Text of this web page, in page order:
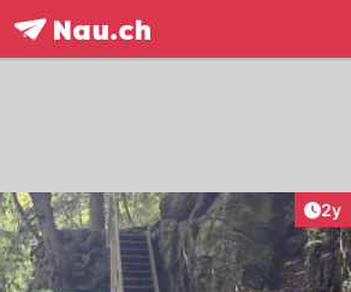
frontpage.NAU.ch
2y